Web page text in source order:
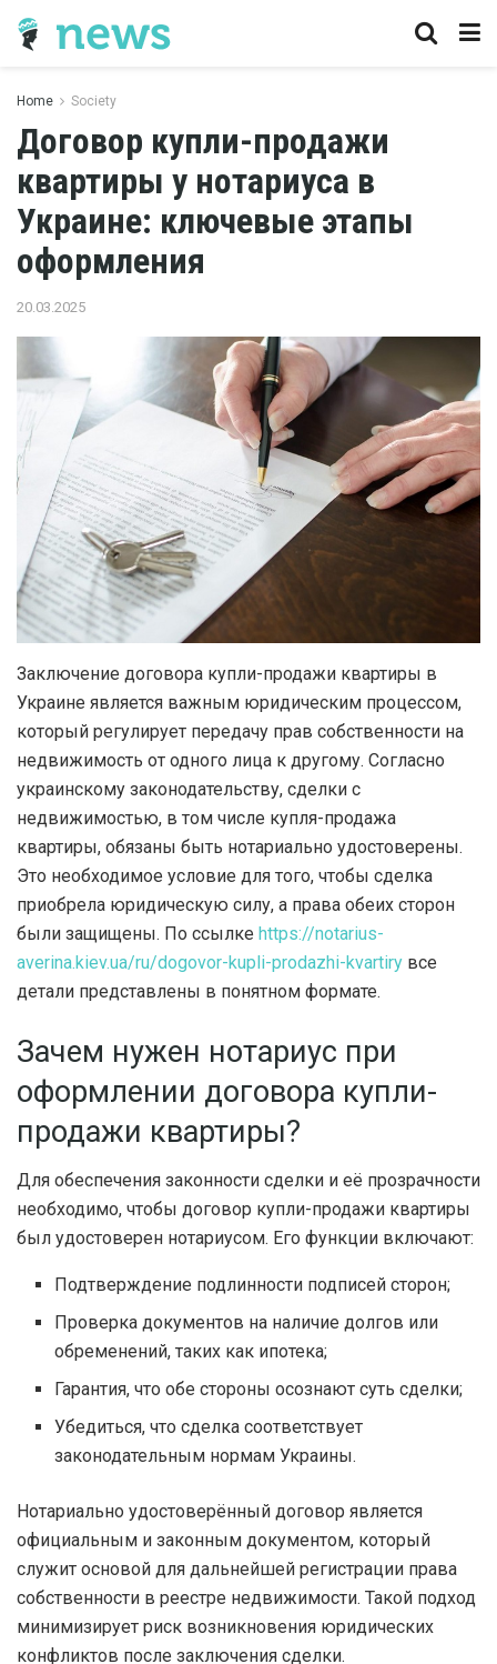
Home Society
Договор купли-продажи
квартиры у нотариуса в
Украине: ключевые этапы
оформления
20.03.2025
Заключение договора купли-продажи квартиры в
Украине является важным юридическим процессом,
который регулирует передачу прав собственности на
недвижимость от одного лица к другому. Согласно
украинскому законодательству, сделки с
недвижимостью, в том числе купля-продажа
квартиры, обязаны быть нотариально удостоверены.
Это необходимое условие для того, чтобы сделка
приобрела юридическую силу, а права обеих сторон
были защищены. По ссылке https://notarius-
averina.kiev.ua/ru/dogovor-kupli-prodazhi-kvartiry все
детали представлены в понятном формате.
Зачем нужен нотариус при
оформлении договора купли-
продажи квартиры?
Для обеспечения законности сделки и её прозрачности
необходимо, чтобы договор купли-продажи квартиры
был удостоверен нотариусом. Его функции включают:
Подтверждение подлинности подписей сторон;
Проверка документов на наличие долгов или
обременений, таких как ипотека;
Гарантия, что обе стороны осознают суть сделки;
Убедиться, что сделка соответствует
законодательным нормам Украины.
Нотариально удостоверённый договор является
официальным и законным документом, который
служит основой для дальнейшей регистрации права
собственности в реестре недвижимости. Такой подход
минимизирует риск возникновения юридических
конфликтов после заключения сделки.